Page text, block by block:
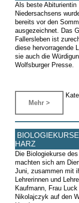
Als beste Abiturientin
Niedersachsens
bereits vor den
ausgezeichnet. Das
Fallersleben ist
diese hervorragende
sie auch die
Wolfsburger Presse.
Mehr >
HARZ
Die Biologiekurse
machten sich am
Juni, zusammen mit
Lehrerinnen und
Kaufmann, Frau Luck
Nikolajczyk auf den